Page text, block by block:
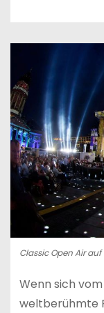
Classic Open Air
Wenn sich vom
weltberühmte